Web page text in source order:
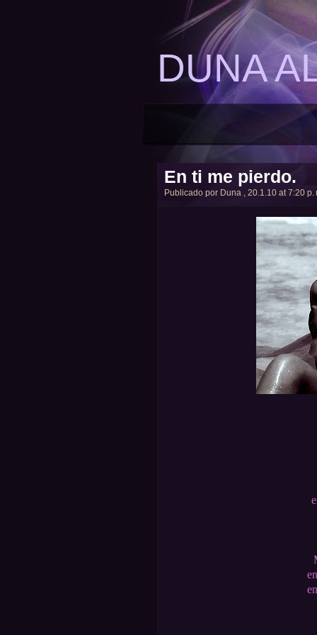
DUNA
En ti me pierdo.
Publicado por Duna , 20.1.10 at 7:20 p.